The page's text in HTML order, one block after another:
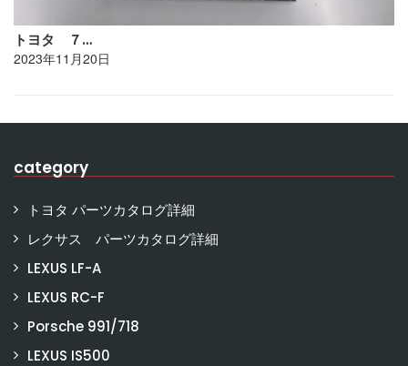
トヨタ ７…
2023年11月20日
category
トヨタ パーツカタログ詳細
レクサス パーツカタログ詳細
LEXUS LF-A
LEXUS RC-F
Porsche 991/718
LEXUS IS500